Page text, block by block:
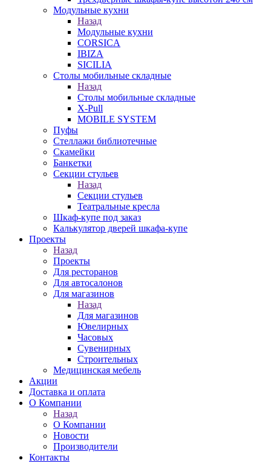
Модульные кухни
Назад
Модульные кухни
CORSICA
IBIZA
SICILIA
Столы мобильные складные
Назад
Столы мобильные складные
X-Pull
MOBILE SYSTEM
Пуфы
Стеллажи библиотечные
Скамейки
Банкетки
Секции стульев
Назад
Секции стульев
Театральные кресла
Шкаф-купе под заказ
Калькулятор дверей шкафа-купе
Проекты
Назад
Проекты
Для ресторанов
Для автосалонов
Для магазинов
Назад
Для магазинов
Ювелирных
Часовых
Сувенирных
Строительных
Медицинская мебель
Акции
Доставка и оплата
О Компании
Назад
О Компании
Новости
Производители
Контакты